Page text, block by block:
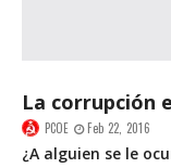
La corrupción
PCOE Feb 22, 2016
¿A alguien se le